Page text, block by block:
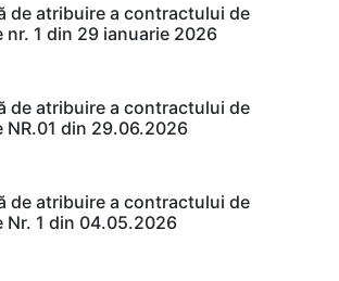
de atribuire a contractului de
1 din 29 ianuarie 2026
de atribuire a contractului de
din 29.06.2026
de atribuire a contractului de
1 din 04.05.2026